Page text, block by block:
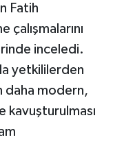
Fatih
inceledi.
yetkililerden
daha modern,
kavuşturulması